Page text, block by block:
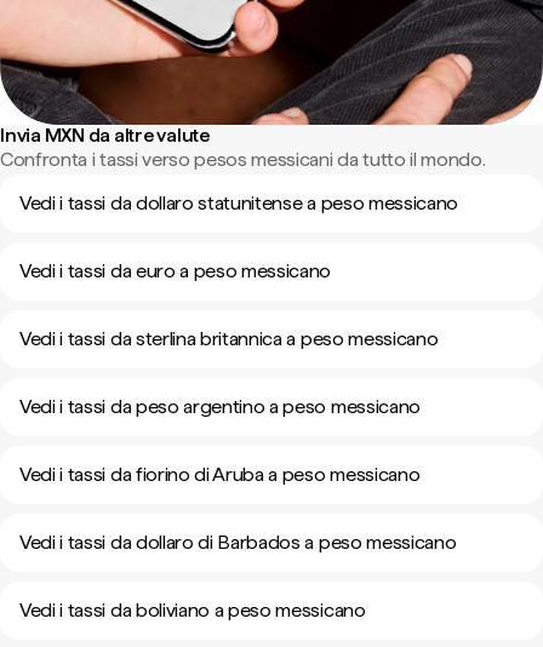
Invia MXN da altre valute
Confronta i tassi verso pesos messicani da tutto il mondo.
Vedi i tassi da dollaro statunitense a peso messicano
Vedi i tassi da euro a peso messicano
Vedi i tassi da sterlina britannica a peso messicano
Vedi i tassi da peso argentino a peso messicano
Vedi i tassi da fiorino di Aruba a peso messicano
Vedi i tassi da dollaro di Barbados a peso messicano
Vedi i tassi da boliviano a peso messicano